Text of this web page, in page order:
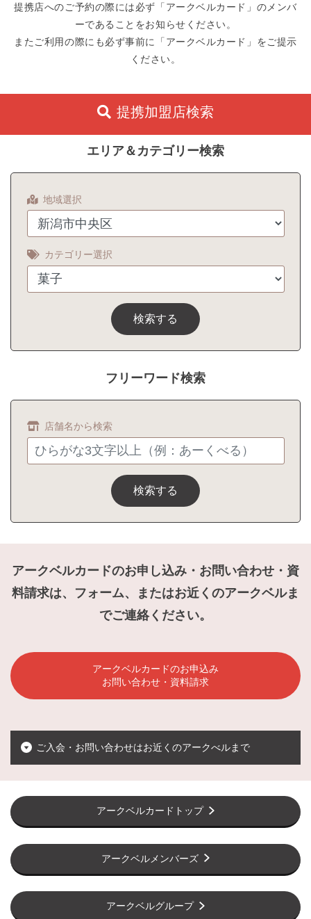
提携店へのご予約の際には必ず「アークベルカード」のメンバ
ーであることをお知らせください。
またご利用の際にも必ず事前に「アークベルカード」をご提示
ください。
提携加盟店検索
エリア＆カテゴリー検索
地域選択
カテゴリー選択
検索する
フリーワード検索
店舗名から検索
検索する
アークベルカードのお申し込み・お問い合わせ・資
料請求は、フォーム、またはお近くのアークベルま
でご連絡ください。
アークベルカードのお申込み
お問い合わせ・資料請求
ご入会・お問い合わせはお近くのアークべルまで
アークベルカードトップ
アークベルメンバーズ
アークベルグループ